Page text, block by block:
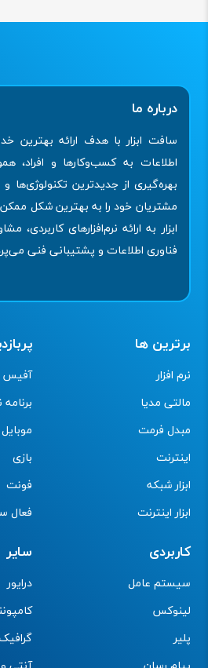
درباره ما
سافت ابزار با هدف ارائه بهترین
اطلاعات به کسب‌وکارها و افراد،
بهره‌گیری از جدیدترین تکنولوژی‌ها
مشتریان خود را به بهترین شکل ممکن
ابزار به ارائه نرم‌افزارهای کاربردی،
فناوری اطلاعات و پشتیبانی فنی
برترین ها
نرم افزار
مالتی مدیا
مبدل فرمت
اینترنت
ابزار شبکه
ابزار اینترنت
آفیس
موبایل
بازی
فونت
فعال
کاربردی
سیستم عامل
لینوکس
پلیر
سایر
درایور
گرافیک